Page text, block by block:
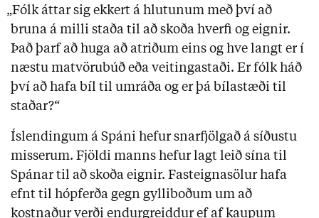
„Fólk áttar sig ekkert á hlutunum með því að
bruna á milli staða til að skoða hverfi og eignir.
Það þarf að huga að atriðum eins og hve langt er í
næstu matvörubúð eða veitingastaði. Er fólk háð
því að hafa bíl til umráða og er þá bílastæði til
staðar?“
Íslendingum á Spáni hefur snarfjölgað á síðustu
misserum. Fjöldi manns hefur lagt leið sína til
Spánar til að skoða eignir. Fasteignasölur hafa
efnt til hópferða gegn gylliboðum um að
kostnaður verði endurgreiddur ef af kaupum